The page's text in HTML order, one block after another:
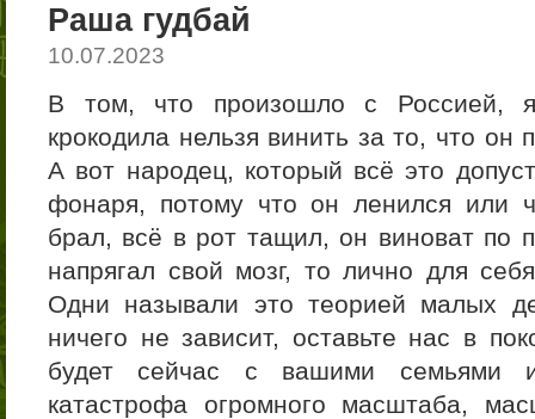
Раша гудбай
10.07.2023
В том, что произошло с Россией,
крокодила нельзя винить за то, что он
А вот народец, который всё это
фонаря, потому что он ленился или
брал, всё в рот тащил, он виноват по
напрягал свой мозг, то лично для
Одни называли это теорией малых
ничего не зависит, оставьте нас в
будет сейчас с вашими семьями
катастрофа огромного масштаба,